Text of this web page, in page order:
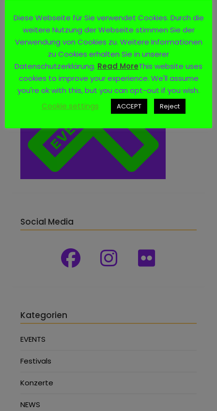
Logo
Social Media
Kategorien
EVENTS
Festivals
Konzerte
NEWS
Diese Webseite für Sie verwendet Cookies. Durch die
weitere Nutzung der Webseite stimmen Sie der
Verwendung von Cookies zu. Weitere Informationen
zu Cookies erhalten Sie in unserer
Datenschutzerklärung. Read MoreThis website uses
cookies to improve your experience. We'll assume
you're ok with this, but you can opt-out if you wish.
Cookie settings
ACCEPT Reject